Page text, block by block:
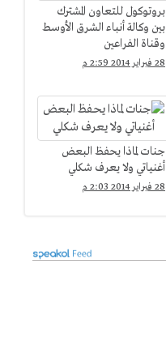
بروتوكول للتعاون المشترك
بين وكالة أنباء الشرق الأوسط
وقناة الفراعين
28 فبراير 2014 2:59 م
جنات لماذا يحفظ البعض
أغنياتي ولا يعرف شكلي
28 فبراير 2014 2:03 م